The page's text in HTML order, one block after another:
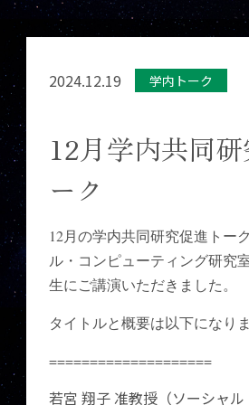
2024.12.19 学内トーク
12月学内共同研
ーク
12月の学内共同研究促進トー
ル・コンピューティング研究
生にご講演いただきました。
タイトルと概要は以下になりま
====================
若宮 翔子 准教授（ソーシャ